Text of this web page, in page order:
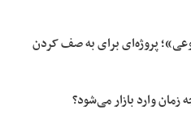
پروژه‌ای برای به صف کردن
زمان وارد بازار می‌شود؟